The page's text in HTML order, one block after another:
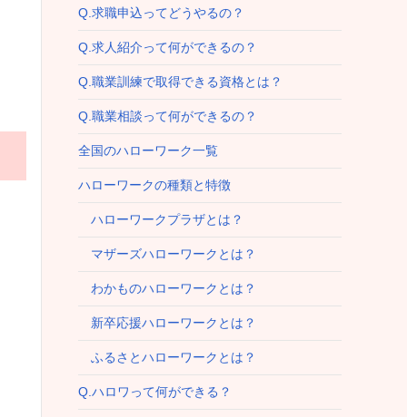
Q.求職申込ってどうやるの？
Q.求人紹介って何ができるの？
Q.職業訓練で取得できる資格とは？
Q.職業相談って何ができるの？
全国のハローワーク一覧
ハローワークの種類と特徴
ハローワークプラザとは？
マザーズハローワークとは？
わかものハローワークとは？
新卒応援ハローワークとは？
ふるさとハローワークとは？
Q.ハロワって何ができる？